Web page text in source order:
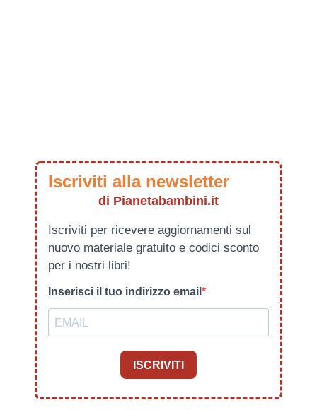
Iscriviti alla newsletter
di Pianetabambini.it
Iscriviti per ricevere aggiornamenti sul
nuovo materiale gratuito e codici sconto
per i nostri libri!
Inserisci il tuo indirizzo email
ISCRIVITI